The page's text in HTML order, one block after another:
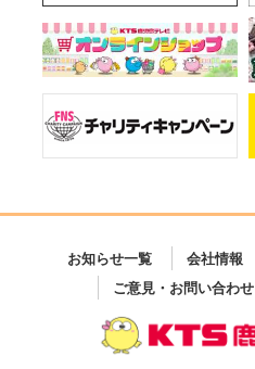
お知らせ一覧 会社情報
ご意見・お問い合わせ